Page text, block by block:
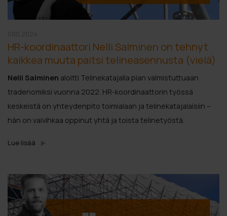
HR-koordinaattori Nelli Salminen on tehnyt
kaikkea muuta paitsi telineasennusta (vielä)
Nelli Salminen aloitti Telinekatajalla pian valmistuttuaan
tradenomiksi vuonna 2022. HR-koordinaattorin työssä
keskeistä on yhteydenpito toimialaan ja telinekatajalaisiin –
hän on vaivihkaa oppinut yhtä ja toista telinetyöstä.
Lue lisää